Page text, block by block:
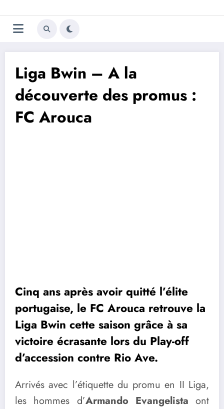
au
contenu
Trivela
L'actualité du football
Liga Bwin – A la
découverte des promus :
FC Arouca
Cinq ans après avoir quitté l’élite
portugaise, le FC Arouca retrouve la
Liga Bwin cette saison grâce à sa
victoire écrasante lors du Play-off
d’accession contre Rio Ave.
Arrivés avec l’étiquette du promu en II Liga,
les hommes d’Armando Evangelista ont